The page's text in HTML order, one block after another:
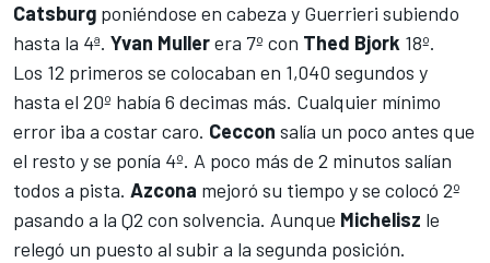
Catsburg poniéndose en cabeza y Guerrieri subiendo
hasta la 4ª. Yvan Mullerera 7º con Thed Bjork 18º.
Los 12 primeros se colocaban en 1,040 segundos y
hasta el 20º había 6 decimas más. Cualquier mínimo
error iba a costar caro. Ceccon salía un poco antes que
el resto y se ponía 4º. A poco más de 2 minutos salían
todos a pista. Azcona mejoró su tiempo y se colocó 2º
pasando a la Q2 con solvencia. Aunque Michelisz le
relegó un puesto al subir a la segunda posición.